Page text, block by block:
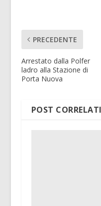
PRECEDENTE
Arrestato dalla Polfer
ladro alla Stazione di
Porta Nuova
POST CORRELATI